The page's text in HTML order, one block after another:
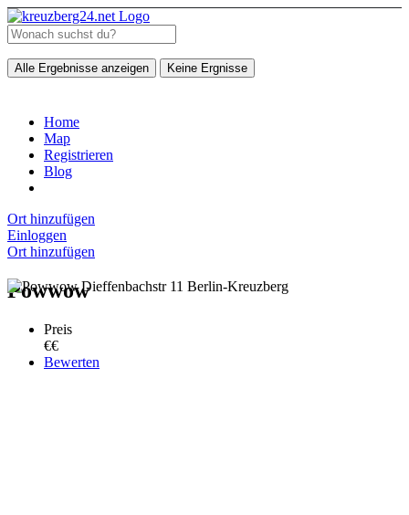
Alle Ergebnisse anzeigen Keine Ergnisse
Home
Map
Registrieren
Blog
Ort hinzufügen
Einloggen
Ort hinzufügen
Powwow
Preis
€€
Bewerten